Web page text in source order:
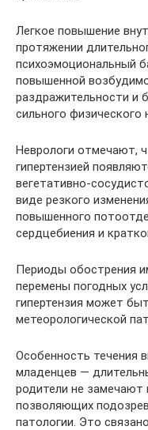
Легкое повышение
протяжении
психоэмоциональный
повышенной
раздражительности и
сильного физического
Неврологи отмечают,
гипертензией
вегетативно-
виде резкого
повышенного
сердцебиения и
Периоды обострения
перемены погодных
гипертензия может
метеорологической
Особенность течения
младенцев —
родители не замечают
позволяющих
патологии. Это